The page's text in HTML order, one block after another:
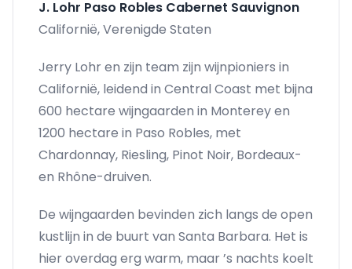
J. Lohr Paso Robles Cabernet Sauvignon
Californië, Verenigde Staten
Jerry Lohr en zijn team zijn wijnpioniers in
Californië, leidend in Central Coast met bijna
600 hectare wijngaarden in Monterey en
1200 hectare in Paso Robles, met
Chardonnay, Riesling, Pinot Noir, Bordeaux-
en Rhône-druiven.
De wijngaarden bevinden zich langs de open
kustlijn in de buurt van Santa Barbara. Het is
hier overdag erg warm, maar ’s nachts koelt